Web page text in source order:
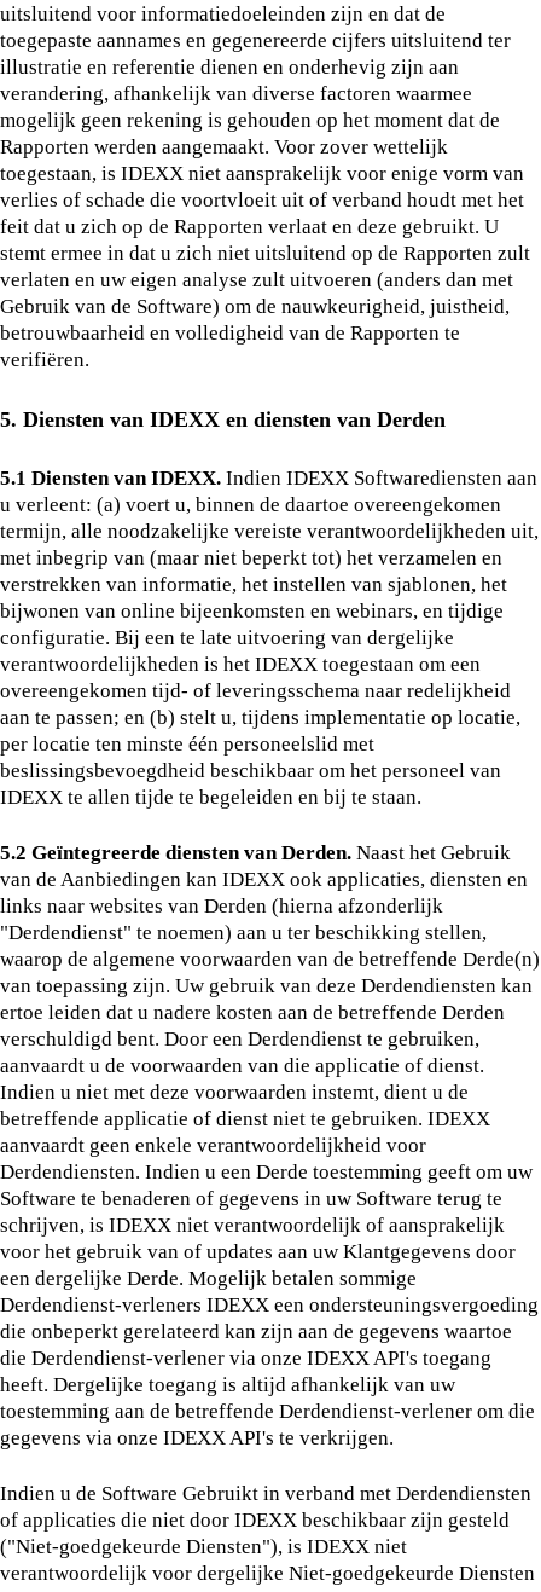
uitsluitend voor informatiedoeleinden zijn en dat de
toegepaste aannames en gegenereerde cijfers uitsluitend ter
illustratie en referentie dienen en onderhevig zijn aan
verandering, afhankelijk van diverse factoren waarmee
mogelijk geen rekening is gehouden op het moment dat de
Rapporten werden aangemaakt. Voor zover wettelijk
toegestaan, is IDEXX niet aansprakelijk voor enige vorm van
verlies of schade die voortvloeit uit of verband houdt met het
feit dat u zich op de Rapporten verlaat en deze gebruikt. U
stemt ermee in dat u zich niet uitsluitend op de Rapporten zult
verlaten en uw eigen analyse zult uitvoeren (anders dan met
Gebruik van de Software) om de nauwkeurigheid, juistheid,
betrouwbaarheid en volledigheid van de Rapporten te
verifiëren.
5. Diensten van IDEXX en diensten van Derden
5.1 Diensten van IDEXX. Indien IDEXX Softwarediensten aan
u verleent: (a) voert u, binnen de daartoe overeengekomen
termijn, alle noodzakelijke vereiste verantwoordelijkheden uit,
met inbegrip van (maar niet beperkt tot) het verzamelen en
verstrekken van informatie, het instellen van sjablonen, het
bijwonen van online bijeenkomsten en webinars, en tijdige
configuratie. Bij een te late uitvoering van dergelijke
verantwoordelijkheden is het IDEXX toegestaan om een
overeengekomen tijd- of leveringsschema naar redelijkheid
aan te passen; en (b) stelt u, tijdens implementatie op locatie,
per locatie ten minste één personeelslid met
beslissingsbevoegdheid beschikbaar om het personeel van
IDEXX te allen tijde te begeleiden en bij te staan.
5.2 Geïntegreerde diensten van Derden. Naast het Gebruik
van de Aanbiedingen kan IDEXX ook applicaties, diensten en
links naar websites van Derden (hierna afzonderlijk
"Derdendienst" te noemen) aan u ter beschikking stellen,
waarop de algemene voorwaarden van de betreffende Derde(n)
van toepassing zijn. Uw gebruik van deze Derdendiensten kan
ertoe leiden dat u nadere kosten aan de betreffende Derden
verschuldigd bent. Door een Derdendienst te gebruiken,
aanvaardt u de voorwaarden van die applicatie of dienst.
Indien u niet met deze voorwaarden instemt, dient u de
betreffende applicatie of dienst niet te gebruiken. IDEXX
aanvaardt geen enkele verantwoordelijkheid voor
Derdendiensten. Indien u een Derde toestemming geeft om uw
Software te benaderen of gegevens in uw Software terug te
schrijven, is IDEXX niet verantwoordelijk of aansprakelijk
voor het gebruik van of updates aan uw Klantgegevens door
een dergelijke Derde. Mogelijk betalen sommige
Derdendienst-verleners IDEXX een ondersteuningsvergoeding
die onbeperkt gerelateerd kan zijn aan de gegevens waartoe
die Derdendienst-verlener via onze IDEXX API's toegang
heeft. Dergelijke toegang is altijd afhankelijk van uw
toestemming aan de betreffende Derdendienst-verlener om die
gegevens via onze IDEXX API's te verkrijgen.
Indien u de Software Gebruikt in verband met Derdendiensten
of applicaties die niet door IDEXX beschikbaar zijn gesteld
("Niet-goedgekeurde Diensten"), is IDEXX niet
verantwoordelijk voor dergelijke Niet-goedgekeurde Diensten